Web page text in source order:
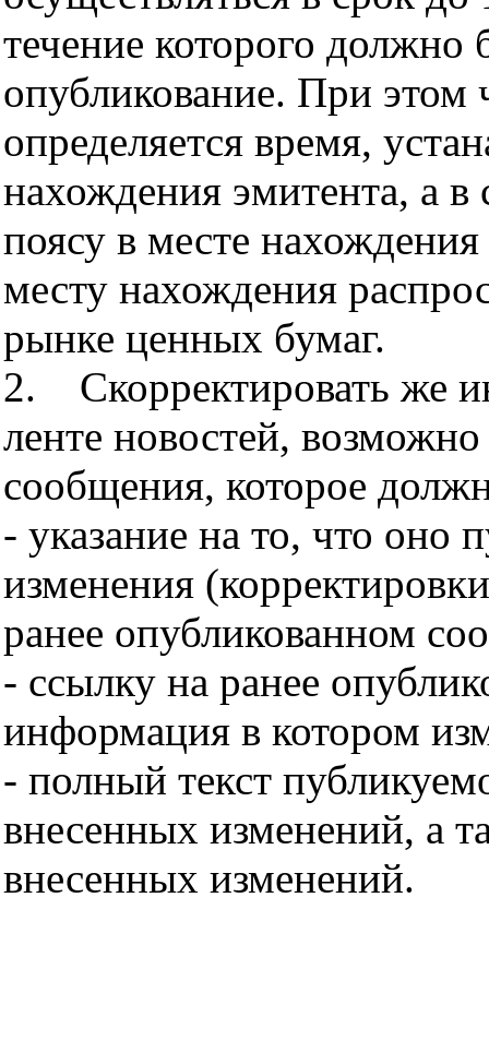
течение которого должно
опубликование. При этом
определяется время,
нахождения эмитента, а в
поясу в месте
месту нахождения
рынке ценных бумаг.
2. Скорректировать же
ленте новостей,
сообщения, которое
- указание на то, что оно
изменения
ранее опубликованном
- ссылку на ранее
информация в котором
- полный текст
внесенных изменений, а
внесенных изменений.